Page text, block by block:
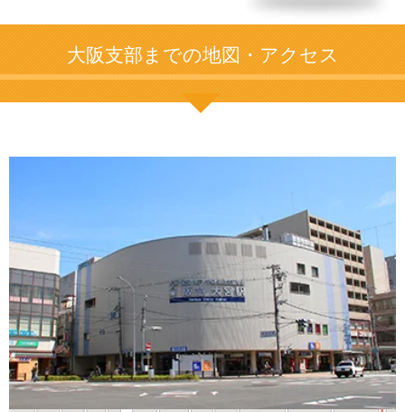
大阪支部までの地図・アクセス